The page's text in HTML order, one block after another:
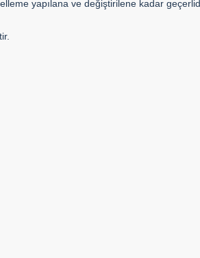
yapılana ve değiştirilene kadar